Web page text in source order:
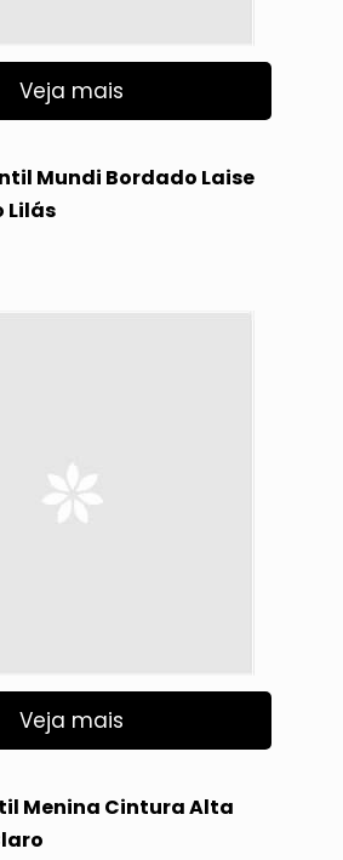
Veja mais
Mundi Bordado Laise
Lilás
Veja mais
Menina Cintura Alta